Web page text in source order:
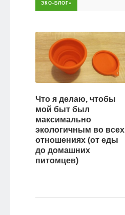
ЭКО-
ЭКО-
БЛОГ
ЭКО-БЛОГ»
Что я делаю, чтобы
мой быт был
максимально
экологичным во всех
отношениях (от еды
до домашних
питомцев)